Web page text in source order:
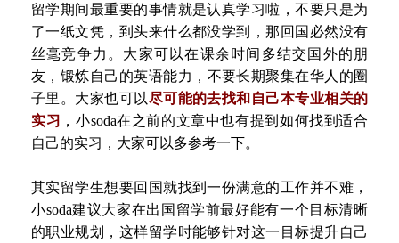
留学期间最重要的事情就是认真学习啦 ，不要只是为
了一纸文凭 ， 到头来什么都没学到 ，那回国必然没有
丝毫竞争力 。 大家可以在课余时间多结交国外的朋
友 ， 锻炼自己的英语能力 ， 不要长期聚集在华人的圈
子里 。 大家也可以尽可能的去找和自己本专业相关的
实习 ， 小soda在之前的文章中也有提到如何找到适合
自己的实习 ， 大家可以多参考一下。
其实留学生想要回国就找到一份满意的工作并不难 ，
小soda建议大家在出国留学前最好能有一个目标清晰
的职业规划
， 这样留学时能够针对这一目标提升自己